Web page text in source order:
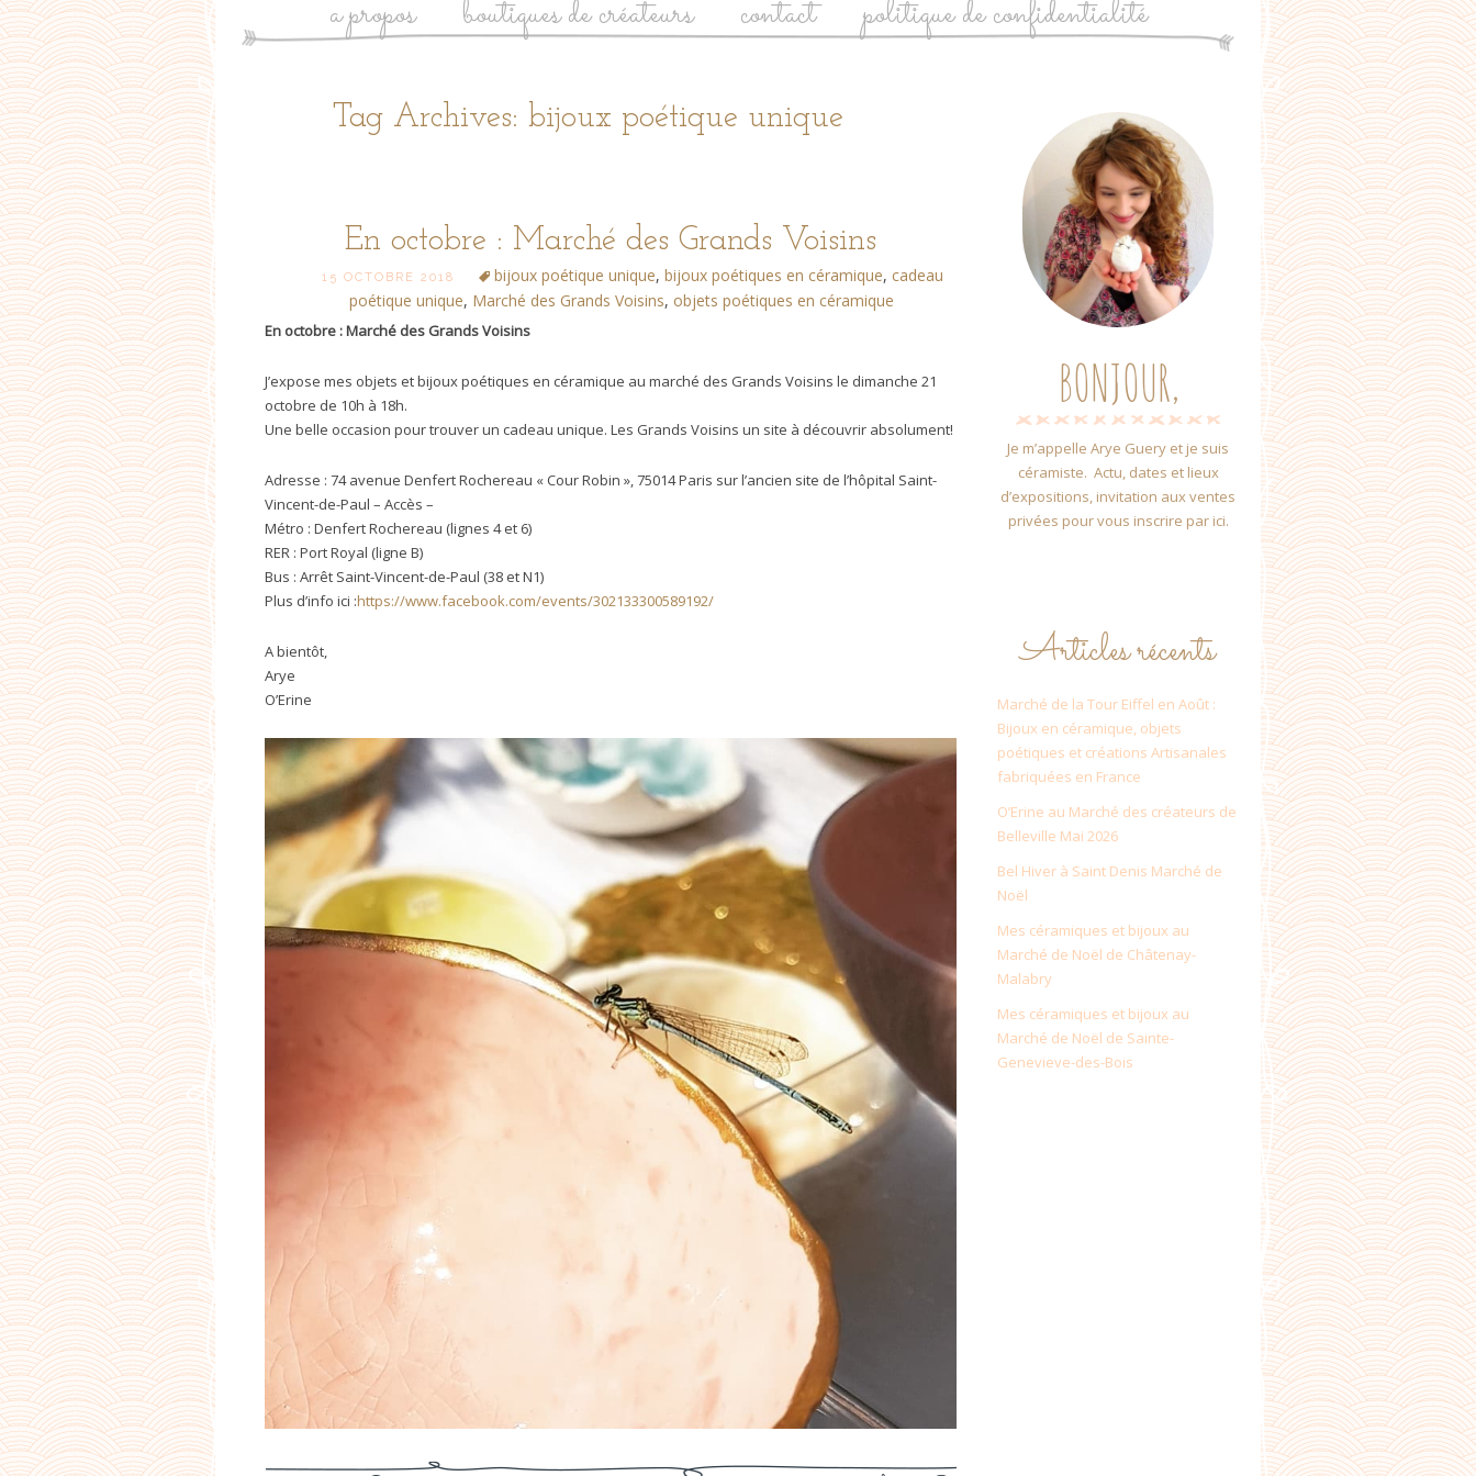
a propos boutiques de créateurs contact politique de confidentialité
Tag Archives: bijoux poétique unique
En octobre : Marché des Grands Voisins
15 OCTOBRE 2018 bijoux poétique unique, bijoux poétiques en céramique, cadeau
poétique unique, Marché des Grands Voisins, objets poétiques en céramique
En octobre : Marché des Grands Voisins
J’expose mes objets et bijoux poétiques en céramique au marché des Grands Voisins le dimanche 21
octobre de 10h à 18h.
Une belle occasion pour trouver un cadeau unique. Les Grands Voisins un site à découvrir absolument!
Adresse : 74 avenue Denfert Rochereau « Cour Robin », 75014 Paris sur l’ancien site de l’hôpital Saint-
Vincent-de-Paul – Accès –
Métro : Denfert Rochereau (lignes 4 et 6)
RER : Port Royal (ligne B)
Bus : Arrêt Saint-Vincent-de-Paul (38 et N1)
Plus d’info ici :https://www.facebook.com/events/302133300589192/
A bientôt,
Arye
O’Erine
BONJOUR,
Je m’appelle Arye Guery et je suis
céramiste. Actu, dates et lieux
d’expositions, invitation aux ventes
privées pour vous inscrire par ici.
Articles récents
Marché de la Tour Eiffel en Août :
Bijoux en céramique, objets
poétiques et créations Artisanales
fabriquées en France
O’Erine au Marché des créateurs de
Belleville Mai 2026
Bel Hiver à Saint Denis Marché de
Noël
Mes céramiques et bijoux au
Marché de Noël de Châtenay-
Malabry
Mes céramiques et bijoux au
Marché de Noël de Sainte-
Genevieve-des-Bois